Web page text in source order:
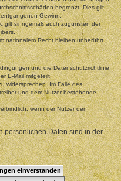
begrenzt. Dies gilt
Gewinn.
gilt sinngemäß auch zugunsten der
nationalem Recht bleiben unberührt.
und die Datenschutzrichtlinie
E-Mail mitgeteilt.
widersprechen. Im Falle des
und dem Nutzer bestehende
wenn der Nutzer den
persönlichen Daten sind in der